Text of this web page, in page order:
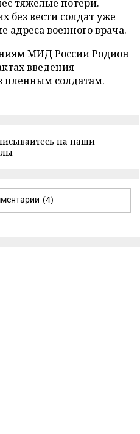
тяжелые потери.
без вести солдат уже
адреса военного врача.
МИД России Родион
введения
пленным солдатам.
на наши
(4)